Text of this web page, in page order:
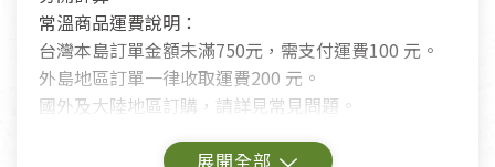
常溫商品運費說明：
台灣本島訂單金額未滿750元，需支付運費100 元。
外島地區訂單一律收取運費200 元。
國外及大陸地區訂購，請詳見常見問題。